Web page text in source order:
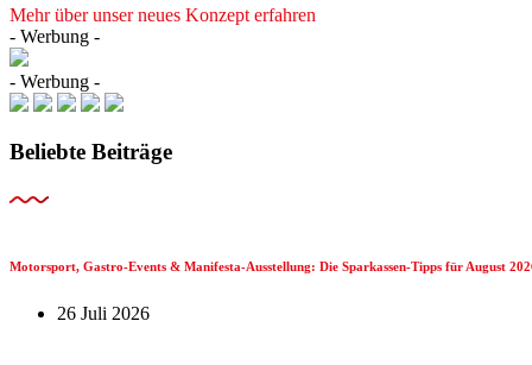
Mehr über unser neues Konzept erfahren
- Werbung -
- Werbung -
Beliebte Beiträge
Motorsport, Gastro-Events & Manifesta-Ausstellung: Die Sparkassen-Tipps für August
26 Juli 2026